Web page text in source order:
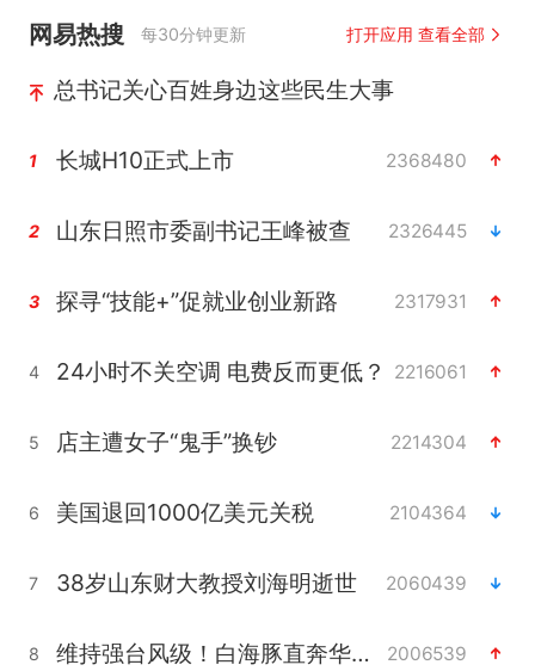
网易热搜 每30分钟更新 打开应用 查看全部
总书记关心百姓身边这些民生大事
1 长城H10正式上市 2368480
2 山东日照市委副书记王峰被查 2326445
3 探寻“技能+”促就业创业新路 2317931
4 24小时不关空调 电费反而更低？ 2216061
5 店主遭女子“鬼手”换钞 2214304
6 美国退回1000亿美元关税 2104364
7 38岁山东财大教授刘海明逝世 2060439
8 维持强台风级！白海豚直奔华东沿海 2006539